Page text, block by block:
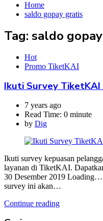
Home
saldo gopay gratis
Tag: saldo
Hot
Promo TiketKAI
Ikuti Survey
7 years ago
Read Time: 0 minute
by Dig
Ikuti survey kepuasan
layanan di TiketKAI.
30 Desember 2019
survey ini akan…
Continue reading